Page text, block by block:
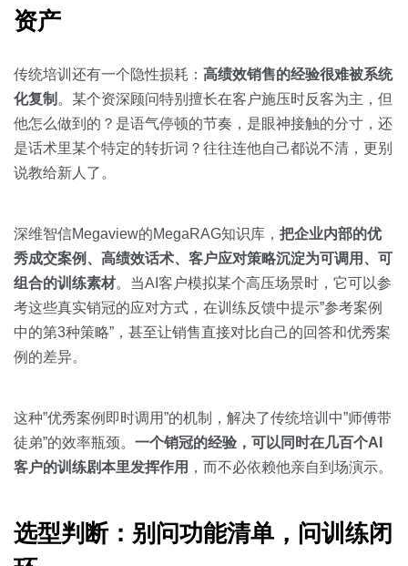
资产
传统培训还有一个隐性损耗： 高绩效销售的经验很难被系统
化复制 。某个资深顾问特别擅长在客户施压时反客为主，但
他怎么做到的？是语气停顿的节奏，是眼神接触的分寸，还
是话术里某个特定的转折词？往往连他自己都说不清，更别
说教给新人了。
深维智信Megaview的MegaRAG知识库， 把企业内部的优
秀成交案例、高绩效话术、客户应对策略沉淀为可调用、可
组合的训练素材。当AI客户模拟某个高压场景时，它可以参
考这些真实销冠的应对方式，在训练反馈中提示”参考案例
中的第3种策略”，甚至让销售直接对比自己的回答和优秀案
例的差异。
这种”优秀案例即时调用”的机制，解决了传统培训中”师傅带
徒弟”的效率瓶颈。 一个销冠的经验，可以同时在几百个AI
客户的训练剧本里发挥作用 ，而不必依赖他亲自到场演示。
选型判断：别问功能清单，问训练闭